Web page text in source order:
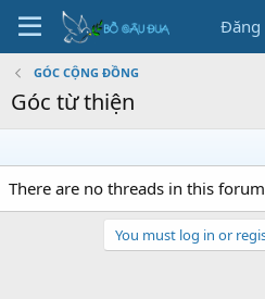
Đăng
GÓC CỘNG ĐỒNG
Góc từ thiện
There are no threads in this
You must log in or